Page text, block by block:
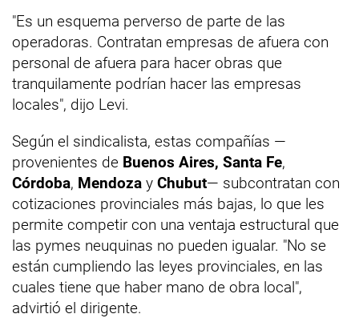
"Es un esquema perverso de parte de las
operadoras. Contratan empresas de afuera con
personal de afuera para hacer obras que
tranquilamente podrían hacer las empresas
locales", dijo Levi.
Según el sindicalista, estas compañías —
provenientes de Buenos Aires, Santa Fe,
Córdoba, Mendoza y Chubut— subcontratan con
cotizaciones provinciales más bajas, lo que les
permite competir con una ventaja estructural que
las pymes neuquinas no pueden igualar. "No se
están cumpliendo las leyes provinciales, en las
cuales tiene que haber mano de obra local",
advirtió el dirigente.